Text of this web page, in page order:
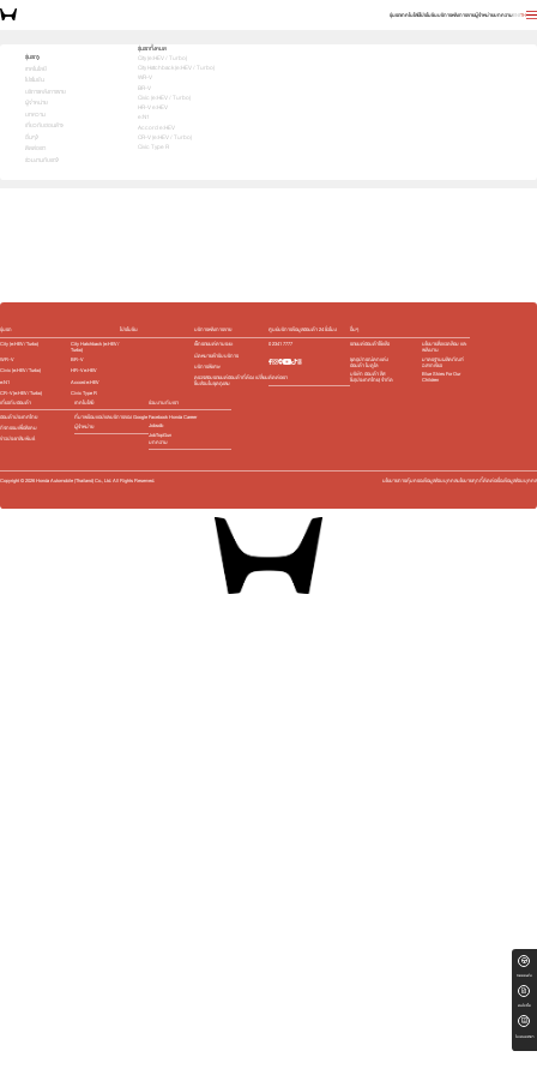
รุ่นรถเทคโนโลยีโปรโมชันบริการหลังการขายผู้จำหน่ายบทความENTH
รุ่นรถ
เทคโนโลยี
โปรโมชัน
บริการหลังการขาย
ผู้จำหน่าย
บทความ
เกี่ยวกับฮอนด้า
อื่นๆ
ติดต่อเรา
ร่วมงานกับเรา
รุ่นรถทั้งหมด
City (e:HEV / Turbo)
City Hatchback (e:HEV / Turbo)
WR-V
BR-V
Civic (e:HEV / Turbo)
HR-V e:HEV
e:N1
Accord e:HEV
CR-V (e:HEV / Turbo)
Civic Type R
ทดลองขับ
สนใจซื้อ
ใบเสนอราคา
สัมผัสความสปอร์ต ด้วยตัวคุณเอง ทดลองขับเลย!
3 เลือกคันที่ใช่
รุ่นรถ
City (e:HEV / Turbo)
City Hatchback (e:HEV /
Turbo)
WR-V
BR-V
Civic (e:HEV / Turbo)
HR-V e:HEV
e:N1
Accord e:HEV
CR-V (e:HEV / Turbo)
Civic Type R
โปรโมชัน
บริการหลังการขาย
เช็กรถยนต์ตามระยะ
นัดหมายเข้ารับบริการ
บริการพิเศษ
ตรวจสอบรถยนต์ฮอนด้าที่ต้อง เปลี่ยน
ชิ้นส่วนในชุดถุงลม
ศูนย์บริการข้อมูลฮอนด้า 24 ชั่วโมง
0 2341 7777
ติดต่อเรา
อื่นๆ
รถยนต์ฮอนด้าใช้แล้ว
นโยบายสิ่งแวดล้อม และ
พลังงาน
ชุดอุปกรณ์ตกแต่ง​
ฮอนด้า โมดูโล
มาตรฐานผลิตภัณฑ์
ฉลากเขียว
บริษัท ฮอนด้า ลีส
ซิ่ง(ประเทศไทย) จำกัด
Blue Skies For Our
Children
เกี่ยวกับฮอนด้า
ฮอนด้าประเทศไทย
กิจกรรมเพื่อสังคม
ข่าวประชาสัมพันธ์
เทคโนโลยี
ที่มาพร้อมแอปและบริการของ Google
ผู้จำหน่าย
ร่วมงานกับเรา
Facebook Honda Career
Jobsdb
JobTopGun
บทความ
Copyright ©2026Honda Automobile (Thailand) Co., Ltd. All Rights Reserved. นโยบายการคุ้มครองข้อมูลส่วนบุคคลนโยบายคุกกี้ติดต่อเรื่องข้อมูลส่วนบุคคล